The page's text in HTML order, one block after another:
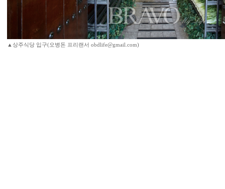
▲상주식당 입구(오병돈 프리랜서 obdlife@gmail.com)